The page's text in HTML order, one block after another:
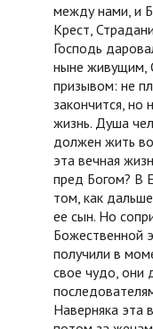
между нами, и
Крест,
Господь
ныне живущим,
призывом: не
закончится, но
жизнь. Душа
должен жить
эта вечная
пред Богом? В
том, как
ее сын. Но
Божественной
получили в
свое чудо, они
Наверняка эта